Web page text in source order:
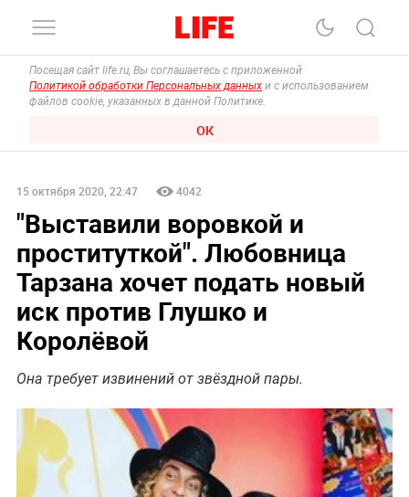
Посещая сайт life.ru, Вы соглашаетесь с приложенной
Политикой обработки Персональных данных и с использованием
файлов cookie, указанных в данной Политике.
ОК
15 октября 2020, 22:47 4042
"Выставили воровкой и
проституткой". Любовница
Тарзана хочет подать новый
иск против Глушко и
Королёвой
Она требует извинений от звёздной пары.